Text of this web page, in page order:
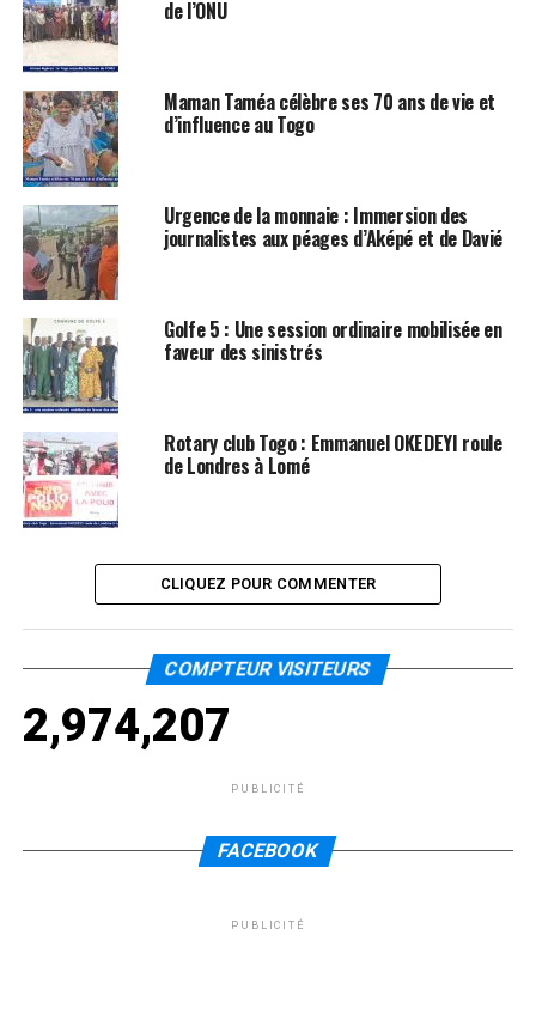
de l’ONU
Maman Taméa célèbre ses 70 ans de vie et
d’influence au Togo
Urgence de la monnaie : Immersion des
journalistes aux péages d’Aképé et de Davié
Golfe 5 : Une session ordinaire mobilisée en
faveur des sinistrés
Rotary club Togo : Emmanuel OKEDEYI roule
de Londres à Lomé
CLIQUEZ POUR COMMENTER
COMPTEUR VISITEURS
2,974,207
PUBLICITÉ
FACEBOOK
PUBLICITÉ